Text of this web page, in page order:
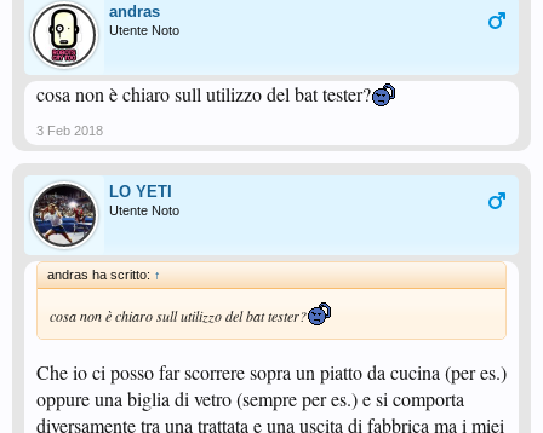
andras
Utente Noto
cosa non è chiaro sull utilizzo del bat tester?
3 Feb 2018
LO YETI
Utente Noto
andras ha scritto: ↑
cosa non è chiaro sull utilizzo del bat tester?
Che io ci posso far scorrere sopra un piatto da cucina (per es.)
oppure una biglia di vetro (sempre per es.) e si comporta
diversamente tra una trattata e una uscita di fabbrica ma i miei